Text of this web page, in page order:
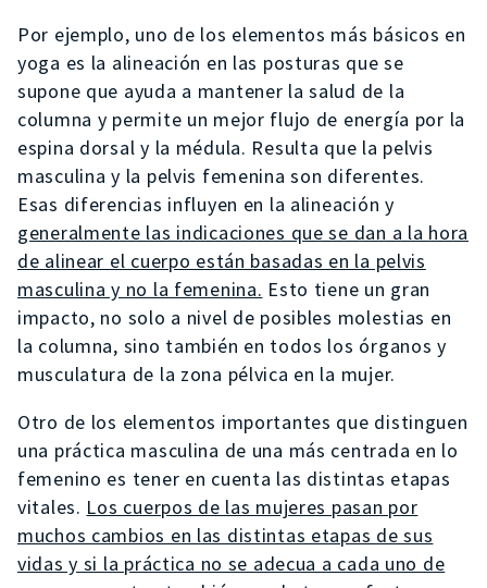
Por ejemplo, uno de los elementos más básicos en
yoga es la alineación en las posturas que se
supone que ayuda a mantener la salud de la
columna y permite un mejor flujo de energía por la
espina dorsal y la médula. Resulta que la pelvis
masculina y la pelvis femenina son diferentes.
Esas diferencias influyen en la alineación y
generalmente las indicaciones que se dan a la hora
de alinear el cuerpo están basadas en la pelvis
masculina y no la femenina. Esto tiene un gran
impacto, no solo a nivel de posibles molestias en
la columna, sino también en todos los órganos y
musculatura de la zona pélvica en la mujer.
Otro de los elementos importantes que distinguen
una práctica masculina de una más centrada en lo
femenino es tener en cuenta las distintas etapas
vitales. Los cuerpos de las mujeres pasan por
muchos cambios en las distintas etapas de sus
vidas y si la práctica no se adecua a cada uno de